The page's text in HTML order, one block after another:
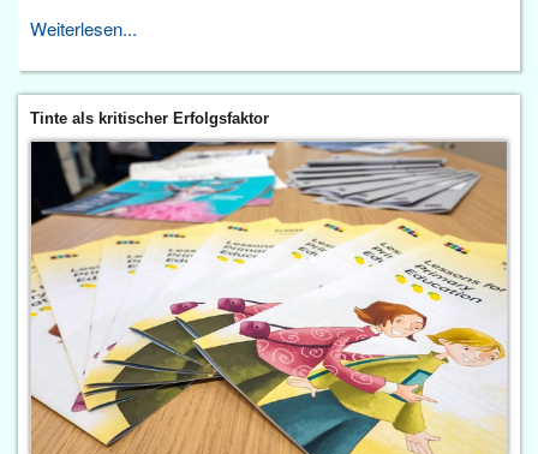
Weiterlesen...
Tinte als kritischer Erfolgsfaktor